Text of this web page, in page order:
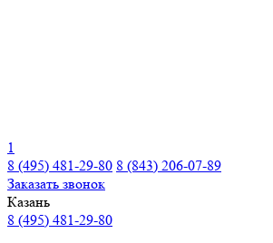
1
8 (495) 481-29-80 8 (843) 206-07-89
Заказать звонок
Казань
8 (495) 481-29-80